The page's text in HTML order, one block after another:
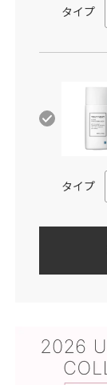
タイプ
タイプ